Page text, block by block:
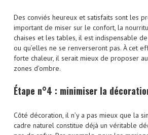
Des conviés heureux et satisfaits sont les
important de miser sur le confort, la
chaises et les tables, il est indispensable
ou qu’elles ne se renverseront pas. À cet
forte chaleur, il serait mieux de proposer
zones d’ombre.
Étape n°4 : minimiser la
Côté décoration, il n’y a pas mieux que la
cadre naturel constitue déjà un véritable